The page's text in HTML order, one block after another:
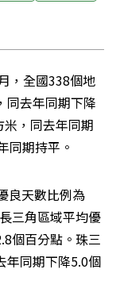
，全國338個地
同去年同期下降
，同去年同期
同期持平。
良天數比例為
三角區域平均優
個百分點。珠三
年同期下降5.0個